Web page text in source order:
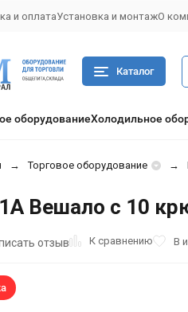
и оплатаУстановка и монтажО
Каталог
оборудованиеХолодильное
Торговое оборудование
Вешало с 10
отзыв К сравнению В